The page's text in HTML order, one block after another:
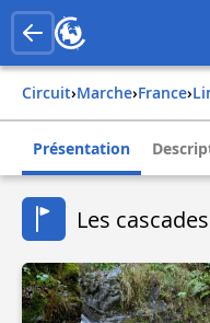
Circuit› Marche› france›
Présentation
Les